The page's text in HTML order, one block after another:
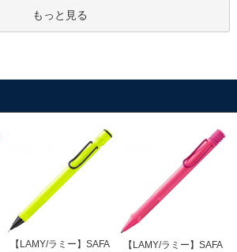
もっと見る
【LAMY/ラミー】SAFA
【LAMY/ラミー】SAFA